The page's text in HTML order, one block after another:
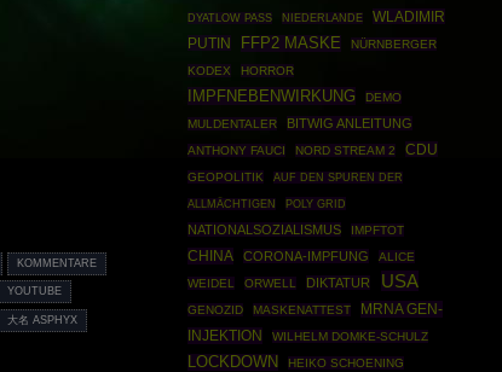
KOMMENTARE
YOUTUBE
大名 ASPHYX
DYATLOW PASS NIEDERLANDE
WLADIMIR
PUTIN
FFP2 MASKE
NÜRNBERGER
KODEX
HORROR
IMPFNEBENWIRKUNG
DEMO
MULDENTALER
BITWIG ANLEITUNG
ANTHONY FAUCI NORD STREAM 2 CDU
GEOPOLITIK AUF DEN SPUREN DER
ALLMÄCHTIGEN POLY GRID
NATIONALSOZIALISMUS IMPFTOT
CHINA CORONA-IMPFUNG
ALICE
WEIDEL
ORWELL DIKTATUR USA
GENOZID MASKENATTEST
MRNA GEN-
INJEKTION
WILHELM DOMKE-SCHULZ
LOCKDOWN
HEIKO SCHOENING